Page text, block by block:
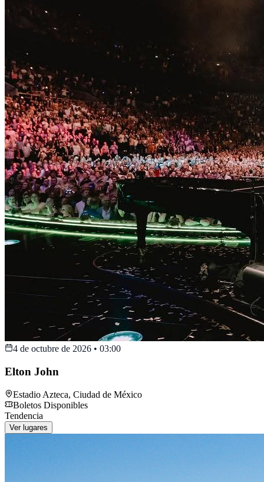
4 de octubre de 2026 • 03:00
Elton John
Estadio Azteca, Ciudad de México
Boletos Disponibles
Tendencia
Ver lugares